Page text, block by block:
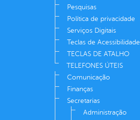
Pesquisas
Política de privacidade
Serviços Digitais
Teclas de Acessibilidade
TECLAS DE ATALHO
TELEFONES ÚTEIS
Comunicação
Finanças
Secretarias
Administração